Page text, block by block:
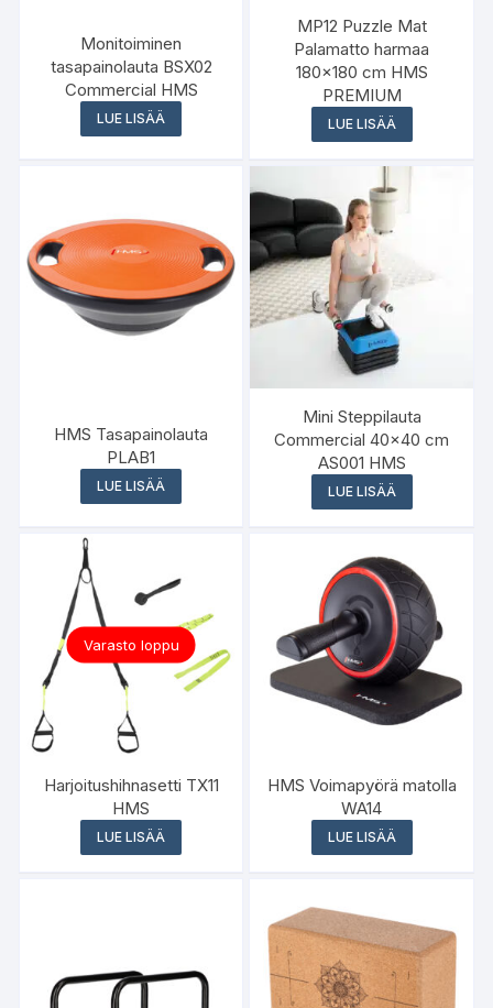
Monitoiminen
tasapainolauta BSX02
Commercial HMS
LUE LISÄÄ
MP12 Puzzle Mat
Palamatto harmaa
180×180 cm HMS
PREMIUM
LUE LISÄÄ
HMS Tasapainolauta
PLAB1
LUE LISÄÄ
Mini Steppilauta
Commercial 40×40 cm
AS001 HMS
LUE LISÄÄ
Varasto loppu
Harjoitushihnasetti TX11
HMS
LUE LISÄÄ
HMS Voimapyörä matolla
WA14
LUE LISÄÄ